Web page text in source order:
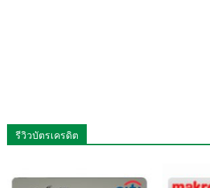
รีวิวบัตรเครดิต